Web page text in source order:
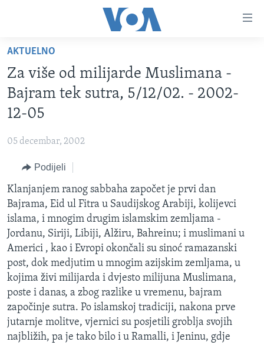
glavni
sadržaj
Pređi
na
glavnu
Idi
pretragu
FOTOGRAFIJE DANA
SJEDINJENE AMERIČKE DRŽAVE
BOSNA I HERCEGOVINA
SVIJET
NAUKA I TEHNOLOGIJA
SPECIJALNI PROJEKTI
KORUPCIJA
SLOBODA MEDIJA
ŽENSKA STRANA
IZBJEGLIČKA STRANA
MAGAZIN
O GLASU AMERIKE
Learning English
AKTUELNO
Za više od milijarde Muslimana -
Bajram tek sutra, 5/12/02. - 2002-
12-05
05 decembar, 2002
Podijeli
Klanjanjem ranog sabbaha započet je prvi dan
Bajrama, Eid ul Fitra u Saudijskog Arabiji, kolijevci
islama, i mnogim drugim islamskim zemljama -
Jordanu, Siriji, Libiji, Alžiru, Bahreinu; i muslimani u
Americi , kao i Evropi okončali su sinoć ramazanski
post, dok medjutim u mnogim azijskim zemljama, u
kojima živi milijarda i dvjesto milijuna Muslimana,
poste i danas, a zbog razlike u vremenu, bajram
započinje sutra. Po islamskoj tradiciji, nakona prve
jutarnje molitve, vjernici su posjetili groblja svojih
najbližih, pa je tako bilo i u Ramalli, i Jeninu, gdje